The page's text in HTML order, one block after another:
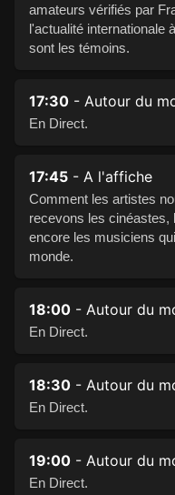
amateurs vérifiés par
l'actualité internationale
sont les témoins.
17:30 - Autour du
En Direct.
17:45 - A l'affiche
Comment les artistes
recevons les cinéastes,
encore les musiciens
monde.
18:00 - Autour du
En Direct.
18:30 - Autour du
En Direct.
19:00 - Autour du
En Direct.